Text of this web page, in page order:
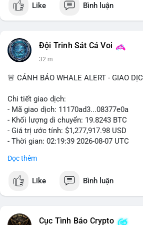
#vlikevn #titanbot
📰 Nguồn: Cointelegraph
Like Bình luận
Đội Trinh Sát Cá Voi
32 m
🚨 CẢNH BÁO WHALE ALERT - GIAO
Chi tiết giao dịch:
- Mã giao dịch: 11170ad3...08377e0a
- Khối lượng di chuyển: 19.8243 BTC
- Giá trị ước tính: $1,277,917.98 USD
- Thời gian: 02:19:39 2026-08-07 UTC
Khối lượng gần 20 BTC trị giá hơn 1.27
động này thiên về chuyển ví lạnh để
lượng không quá lớn để gây sốc thanh
Đọc thêm
Like Bình luận
Cục Tình Báo Crypto